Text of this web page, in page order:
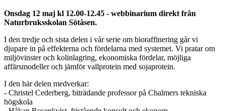
Onsdag 12 maj kl 12.00-12.45 - webbinarium direkt från
Naturbruksskolan Sötåsen.
I den tredje och sista delen i vår serie om bioraffinering går vi
djupare in på effekterna och fördelarna med systemet. Vi pratar om
miljövinster och kolinlagring, ekonomiska fördelar, möjliga
affärsmodeller och jämför vallprotein med sojaprotein.
I den här delen medverkar:
- Christel Cederberg, biträdande professor på Chalmers tekniska
högskola